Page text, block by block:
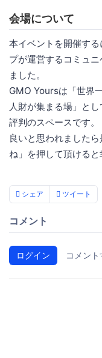
会場について
本イベントを開催す
プが運営するコミュ
ました。
GMO Yoursは「世界
人財が集まる場」と
評判のスペースです。
良いと思われましたら
ね」を押して頂けると
シェア ツイート
コメント
ログイン コメント